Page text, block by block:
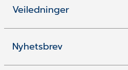
Veiledninger
Nyhetsbrev